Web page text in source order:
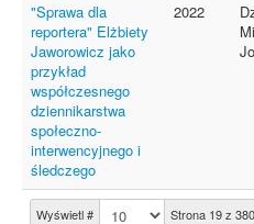
Wyświetl # Strona 19 z 380
"Sprawa dla
reportera" Elżbiety
Jaworowicz jako
przykład
współczesnego
dziennikarstwa
społeczno-
interwencyjnego i
śledczego
2022